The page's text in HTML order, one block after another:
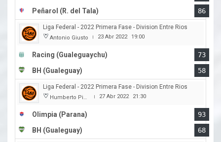
Peñarol (R. del Tala)
86
Liga Federal - 2022 Primera Fase - Division Entre Rios
Antonio Giusto | 23 Abr 2022 19:00
Racing (Gualeguaychu)
73
BH (Gualeguay)
58
Liga Federal - 2022 Primera Fase - Division Entre Rios
Humberto Pietranera | 27 Abr 2022 21:30
Olimpia (Parana)
93
BH (Gualeguay)
68